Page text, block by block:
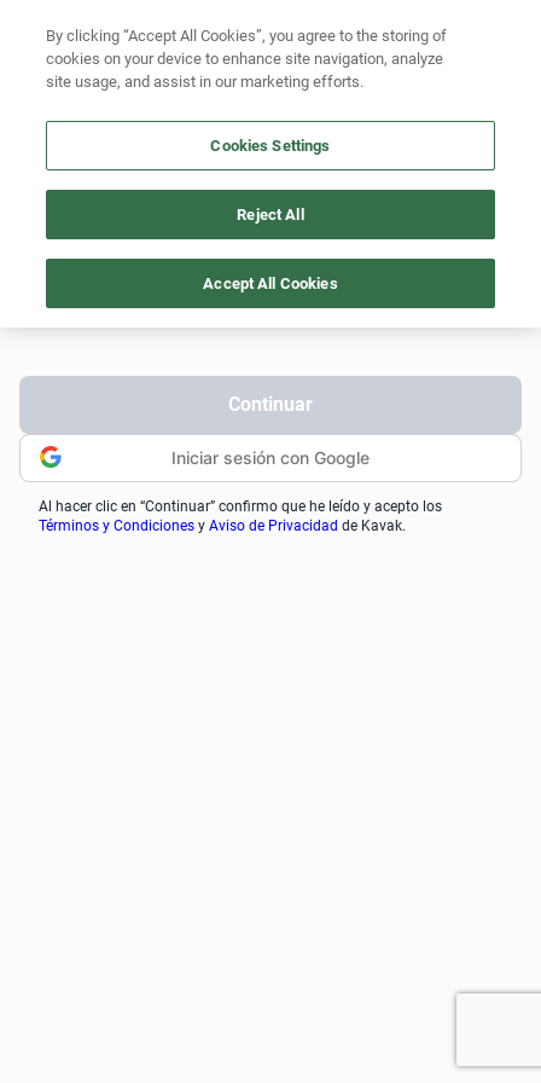
¡No dejes escapar esta
Iniciá sesión para apartar o agendar una visita.
(+54)
Continuar
Iniciar sesión con Google
Al hacer clic en “Continuar” confirmo que he leído y acepto los
Términos y Condiciones y Aviso de Privacidad de Kavak.
By clicking “Accept All Cookies”, you agree to the storing of
cookies on your device to enhance site navigation, analyze
site usage, and assist in our marketing efforts.
Cookies Settings
Reject All
Accept All Cookies